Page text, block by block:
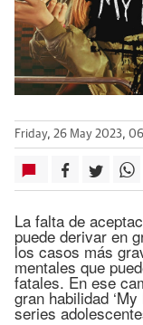
Friday, 26 May 2023,
La falta de
puede derivar en
los casos más
mentales que
fatales. En ese
gran habilidad
series